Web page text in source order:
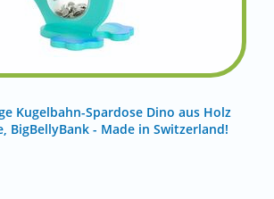
Kugelbahn-Spardose Dino aus Holz
BigBellyBank - Made in Switzerland!